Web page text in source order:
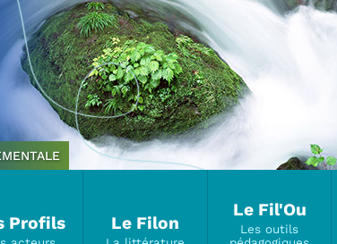
Profils Le Filon
Le Fil'Ou